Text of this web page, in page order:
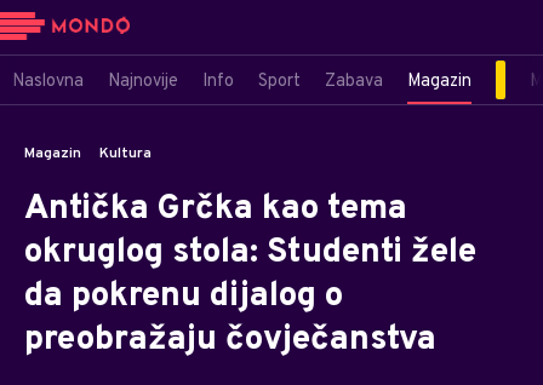
Naslovna Najnovije Info Sport Zabava Magazin
Magazin Kultura
Antička Grčka kao tema
okruglog stola: Studenti žele
da pokrenu dijalog o
preobražaju čovječanstva